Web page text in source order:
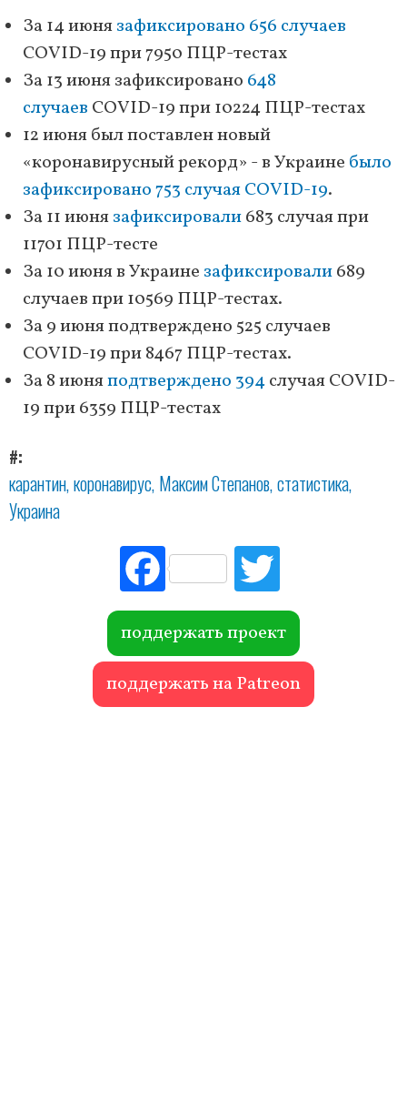
За 14 июнязафиксировано 656 случаев
COVID-19 при 7950 ПЦР-тестах
За 13 июня зафиксировано 648
случаев COVID-19 при 10224 ПЦР-тестах
12 июня был поставлен новый
«коронавирусный рекорд» - в Украине было
зафиксировано 753 случая COVID-19.
За 11 июнязафиксировали683 случая при
11701 ПЦР-тесте
За 10 июня в Украине зафиксировали689
случаев при 10569 ПЦР-тестах.
За 9 июня подтверждено 525 случаев
COVID-19 при 8467 ПЦР-тестах.
За 8 июняподтверждено 394случая COVID-
19 при 6359 ПЦР-тестах
#
карантин коронавирус Максим Степанов статистика
Украина
Fac
ebo
ok r
поддержать проект
поддержать на Patreon